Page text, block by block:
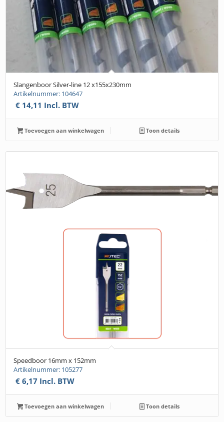
Slangenboor Silver-line 12 x155x230mm
Artikelnummer: 104647
€ 14,11 Incl. BTW
Toevoegen aan winkelwagen Toon details
Speedboor 16mm x 152mm
Artikelnummer: 105277
€ 6,17 Incl. BTW
Toevoegen aan winkelwagen Toon details